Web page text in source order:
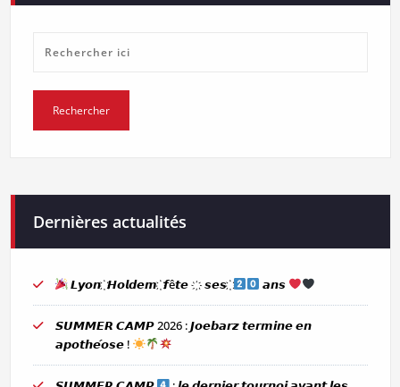
Dernières actualités
𝙇𝙮𝙤𝙣 ҉ 𝙃𝙤𝙡𝙙𝙚𝙢 ҉ 𝙛ê𝙩𝙚 ҉ 𝙨𝙚𝙨 ҉ 𝙖𝙣𝙨
𝙎𝙐𝙈𝙈𝙀𝙍 𝘾𝘼𝙈𝙋 2026 : 𝙅𝙤𝙚𝙗𝙖𝙧𝙯 𝙩𝙚𝙧𝙢𝙞𝙣𝙚 𝙚𝙣
𝙖𝙥𝙤𝙩𝙝𝙚́𝙤𝙨𝙚 !